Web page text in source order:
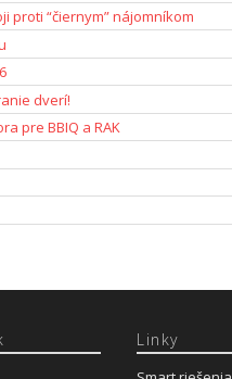
proti “čiernym” nájomníkom
dverí!
pre BBIQ a RAK
Linky